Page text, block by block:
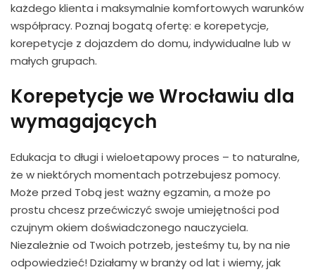
każdego klienta i maksymalnie komfortowych warunków
współpracy. Poznaj bogatą ofertę: e korepetycje,
korepetycje z dojazdem do domu, indywidualne lub w
małych grupach.
Korepetycje we Wrocławiu dla
wymagających
Edukacja to długi i wieloetapowy proces – to naturalne,
że w niektórych momentach potrzebujesz pomocy.
Może przed Tobą jest ważny egzamin, a może po
prostu chcesz przećwiczyć swoje umiejętności pod
czujnym okiem doświadczonego nauczyciela.
Niezależnie od Twoich potrzeb, jesteśmy tu, by na nie
odpowiedzieć! Działamy w branży od lat i wiemy, jak